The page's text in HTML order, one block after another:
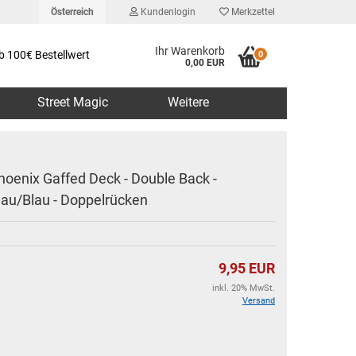
Österreich Kundenlogin Merkzettel
100€ Bestellwert Ihr Warenkorb
0,00 EUR
0
Street Magic Weitere
Gaffed Deck - Double Back -
Blau - Doppelrücken
9,95 EUR
inkl. 20% MwSt.
Versand